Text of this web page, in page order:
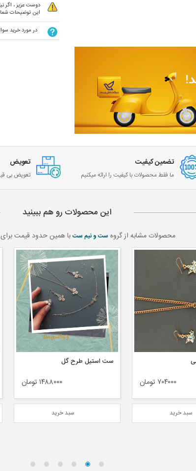
دوست عزیز ، اگر
این توضیحات
در مورد خرید
تضمین کیفیت
ما فقط محصولات با کیفیت را ارائه میکنیم
تعویض
تعویض بی
این محصولات رو هم ببینید
محصولات مشابه از گروه ست و نیم ست با همین حدود قیمت برای
۷۰۴۰۰۰ تومان
سبد خرید
ست استیل طرح گل
۱۴۸۸۰۰۰ تومان
سبد خرید